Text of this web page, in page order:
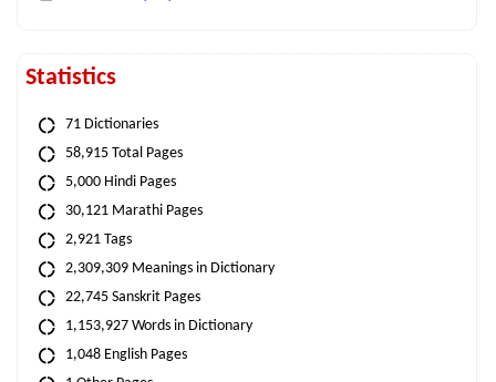
Statistics
71 Dictionaries
58,915 Total Pages
5,000 Hindi Pages
30,121 Marathi Pages
2,921 Tags
2,309,309 Meanings in Dictionary
22,745 Sanskrit Pages
1,153,927 Words in Dictionary
1,048 English Pages